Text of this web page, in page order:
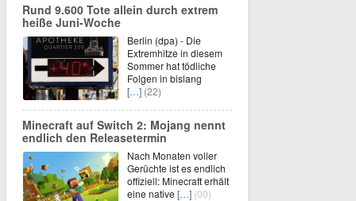
Rund 9.600 Tote allein durch extrem
heiße Juni-Woche
Berlin (dpa) - Die
Extremhitze in diesem
Sommer hat tödliche
Folgen in bislang
[…] (22)
Minecraft auf Switch 2: Mojang nennt
endlich den Releasetermin
Nach Monaten voller
Gerüchte ist es endlich
offiziell: Minecraft erhält
eine native […] (00)